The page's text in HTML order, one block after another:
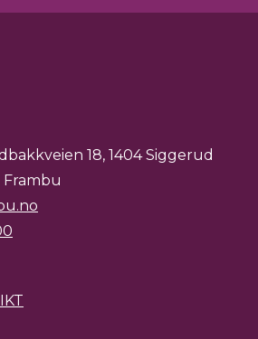
18, 1404 Siggerud
Frambu